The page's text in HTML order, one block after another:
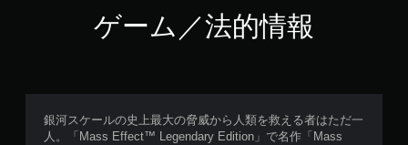
ゲーム／法的情報
銀河スケールの史上最大の脅威から人類を救える者はただ一
人。「Mass Effect™ Legendary Edition」で名作「Mass